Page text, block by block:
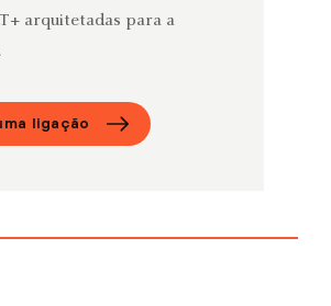
arquitetadas para a
ligação